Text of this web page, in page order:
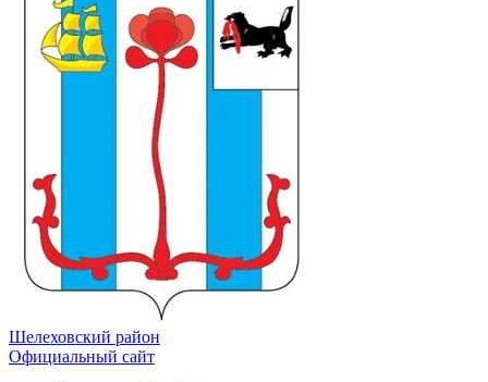
Шелеховский район
Официальный сайт